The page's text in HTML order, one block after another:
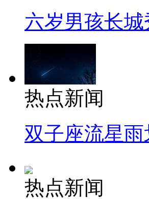
六岁男孩长
热点新闻
双子座流星雨
热点新闻